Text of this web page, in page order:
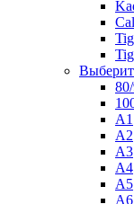
A1
A2
A3
A4
A5
A6